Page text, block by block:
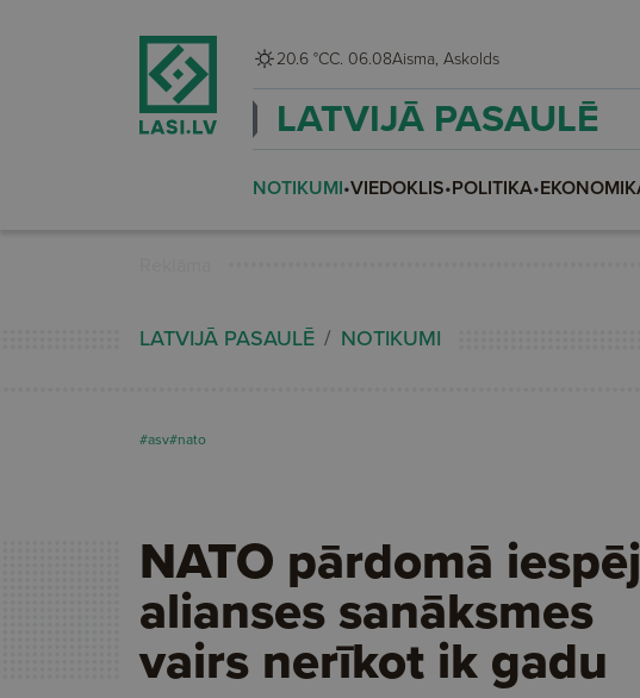
20.6 °CC. 06.08 Aisma, Askolds
LATVIJĀ PASAULĒ
NOTIKUMI•VIEDOKLIS•POLITIKA•
LATVIJĀ PASAULĒ NOTIKUMI
#asv#nato
NATO pārdomā
alianses sanāksmes
vairs nerīkot ik gadu